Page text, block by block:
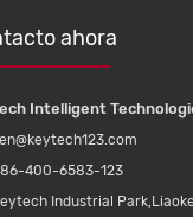
ahora
Intelligent
400-6583-123
Industrial